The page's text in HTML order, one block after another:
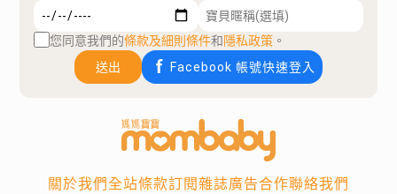
您同意我們的條款及細則條件和隱私政策 。
送出
Facebook 帳號快速登入
關於我們全站條款訂閱雜誌廣告合作聯絡我們